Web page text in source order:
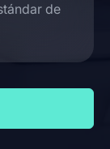
de